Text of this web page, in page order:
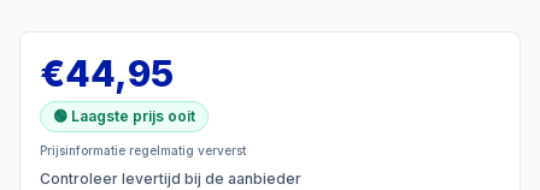
€44,95
🟢 Laagste prijs ooit
Prijsinformatie regelmatig ververst
Controleer levertijd bij de aanbieder